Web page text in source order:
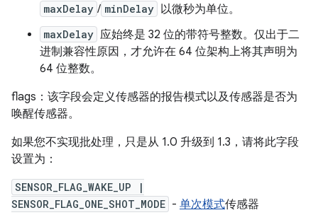
maxDelay / minDelay 以微秒为单位。
maxDelay 应始终是 32 位的带符号整数。仅出于二
进制兼容性原因，才允许在 64 位架构上将其声明为
64 位整数。
flags：该字段会定义传感器的报告模式以及传感器是否为
唤醒传感器。
如果您不实现批处理，只是从 1.0 升级到 1.3，请将此字段
设置为：
SENSOR_FLAG_WAKE_UP |
SENSOR_FLAG_ONE_SHOT_MODE - 单次模式传感器